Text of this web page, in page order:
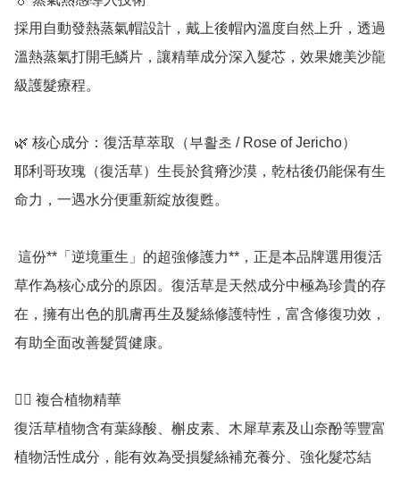
採用自動發熱蒸氣帽設計，戴上後帽內溫度自然上升，透過
溫熱蒸氣打開毛鱗片，讓精華成分深入髮芯，效果媲美沙龍
級護髮療程。
🌿 核心成分：復活草萃取（부활초 / Rose of Jericho）
耶利哥玫瑰（復活草）生長於貧瘠沙漠，乾枯後仍能保有生
命力，一遇水分便重新綻放復甦。
草作為核心成分的原因。復活草是天然成分中極為珍貴的存
在，擁有出色的肌膚再生及髮絲修護特性，富含修復功效，
有助全面改善髮質健康。
💆‍♀️ 複合植物精華
復活草植物含有葉綠酸、槲皮素、木犀草素及山奈酚等豐富
植物活性成分，能有效為受損髮絲補充養分、強化髮芯結